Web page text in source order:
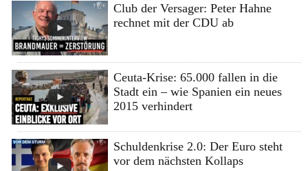
Club der Versager: Peter Hahne
rechnet mit der CDU ab
Ceuta-Krise: 65.000 fallen in die
Stadt ein – wie Spanien ein neues
2015 verhindert
Schuldenkrise 2.0: Der Euro steht
vor dem nächsten Kollaps